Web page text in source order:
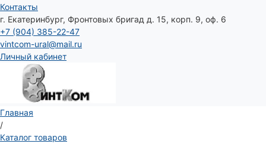
Контакты
г. Екатеринбург, Фронтовых бригад д. 15, корп. 9, оф. 6
+7 (904) 385-22-47
vintcom-ural@mail.ru
Личный кабинет
Главная
/
Каталог товаров